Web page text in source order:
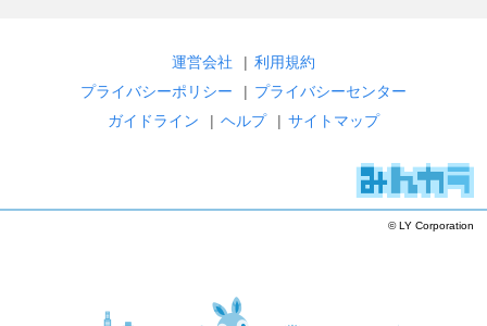
運営会社 | 利用規約
プライバシーポリシー
| プライバシーセンター
ガイドライン
| ヘルプ | サイトマップ
© LY Corporation